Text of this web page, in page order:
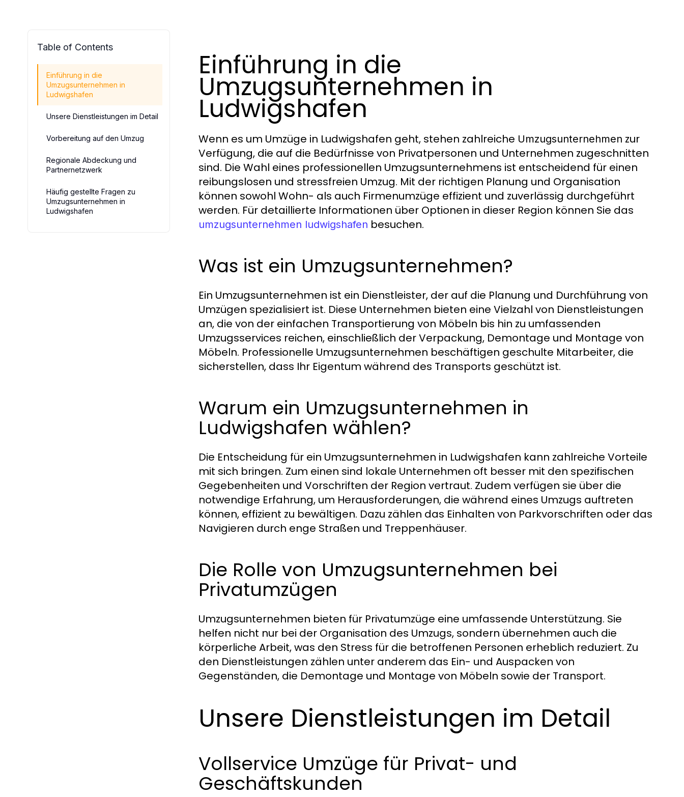
Table of Contents
Einführung in die
Umzugsunternehmen in
Ludwigshafen
Unsere Dienstleistungen im Detail
Vorbereitung auf den Umzug
Regionale Abdeckung und
Partnernetzwerk
Häufig gestellte Fragen zu
Umzugsunternehmen in
Ludwigshafen
Einführung in die
Umzugsunternehmen in
Ludwigshafen
Wenn es um Umzüge in Ludwigshafen geht, stehen zahlreiche Umzugsunternehmen zur
Verfügung, die auf die Bedürfnisse von Privatpersonen und Unternehmen zugeschnitten
sind. Die Wahl eines professionellen Umzugsunternehmens ist entscheidend für einen
reibungslosen und stressfreien Umzug. Mit der richtigen Planung und Organisation
können sowohl Wohn- als auch Firmenumzüge effizient und zuverlässig durchgeführt
werden. Für detaillierte Informationen über Optionen in dieser Region können Sie das
umzugsunternehmen ludwigshafen besuchen.
Was ist ein Umzugsunternehmen?
Ein Umzugsunternehmen ist ein Dienstleister, der auf die Planung und Durchführung von
Umzügen spezialisiert ist. Diese Unternehmen bieten eine Vielzahl von Dienstleistungen
an, die von der einfachen Transportierung von Möbeln bis hin zu umfassenden
Umzugsservices reichen, einschließlich der Verpackung, Demontage und Montage von
Möbeln. Professionelle Umzugsunternehmen beschäftigen geschulte Mitarbeiter, die
sicherstellen, dass Ihr Eigentum während des Transports geschützt ist.
Warum ein Umzugsunternehmen in
Ludwigshafen wählen?
Die Entscheidung für ein Umzugsunternehmen in Ludwigshafen kann zahlreiche Vorteile
mit sich bringen. Zum einen sind lokale Unternehmen oft besser mit den spezifischen
Gegebenheiten und Vorschriften der Region vertraut. Zudem verfügen sie über die
notwendige Erfahrung, um Herausforderungen, die während eines Umzugs auftreten
können, effizient zu bewältigen. Dazu zählen das Einhalten von Parkvorschriften oder das
Navigieren durch enge Straßen und Treppenhäuser.
Die Rolle von Umzugsunternehmen bei
Privatumzügen
Umzugsunternehmen bieten für Privatumzüge eine umfassende Unterstützung. Sie
helfen nicht nur bei der Organisation des Umzugs, sondern übernehmen auch die
körperliche Arbeit, was den Stress für die betroffenen Personen erheblich reduziert. Zu
den Dienstleistungen zählen unter anderem das Ein- und Auspacken von
Gegenständen, die Demontage und Montage von Möbeln sowie der Transport.
Unsere Dienstleistungen im Detail
Vollservice Umzüge für Privat- und
Geschäftskunden